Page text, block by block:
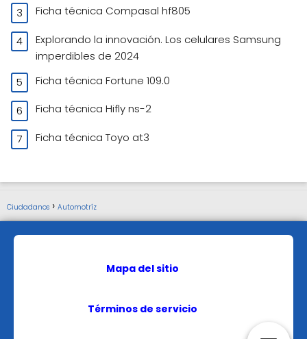
Ficha técnica Compasal hf805
Explorando la innovación. Los celulares Samsung
imperdibles de 2024
Ficha técnica Fortune 109.0
Ficha técnica Hifly ns-2
Ficha técnica Toyo at3
Ciudadanos Automotríz
Mapa del sitio
Términos de servicio